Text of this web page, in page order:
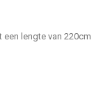
lengte van 220cm